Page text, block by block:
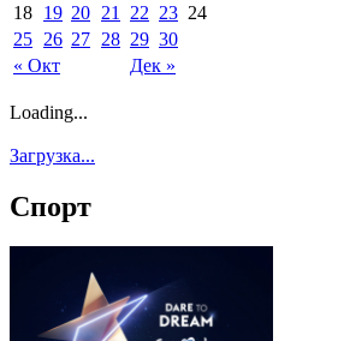
« Окт Дек »
18 19 20 21 22 23 24
25 26 27 28 29 30
Loading...
Загрузка...
Спорт